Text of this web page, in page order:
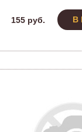
155 руб. В